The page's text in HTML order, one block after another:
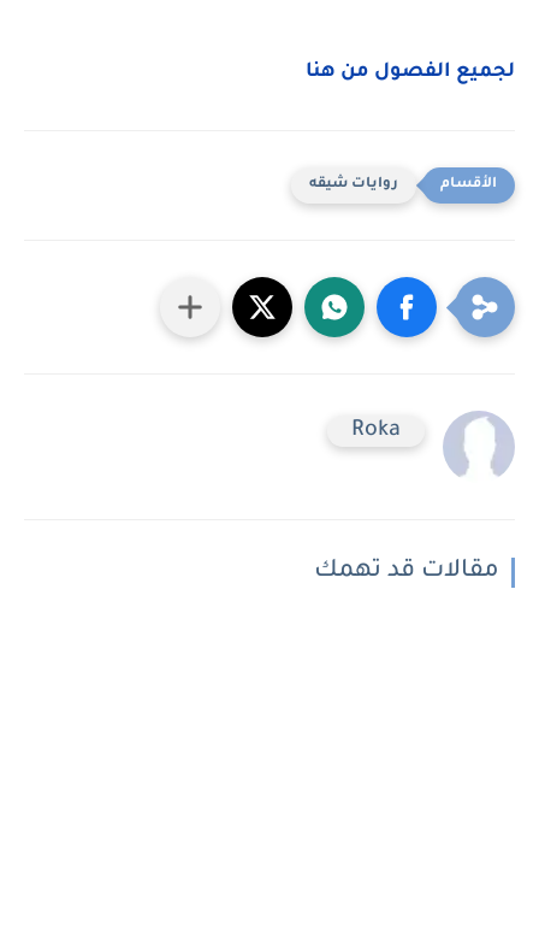
لجميع الفصول من هنا
روايات شيقه
Roka
مقالات قد تهمك